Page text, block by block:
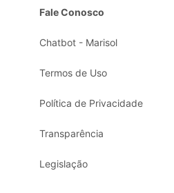
Fale Conosco
Chatbot - Marisol
Termos de Uso
Política de Privacidade
Transparência
Legislação